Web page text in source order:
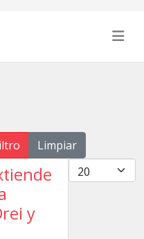
Limpiar
Cantidad
y